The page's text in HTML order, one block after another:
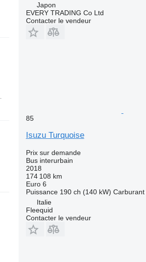
Japon
EVERY TRADING Co Ltd
Contacter le vendeur
85
Isuzu Turquoise
Prix sur demande
Bus interurbain
2018
174 108 km
Euro 6
Puissance 190 ch (140 kW) Carburant
Italie
Fleequid
Contacter le vendeur